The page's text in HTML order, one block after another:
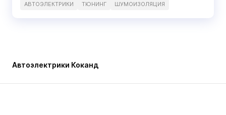
АВТОЭЛЕКТРИКИ ТЮНИНГ ШУМОИЗОЛЯЦИЯ
Автоэлектрики Коканд